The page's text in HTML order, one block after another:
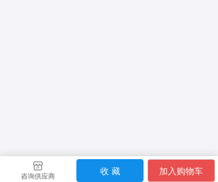
咨询供应商 收 藏 加入购物车